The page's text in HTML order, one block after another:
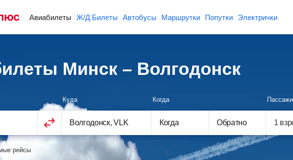
Авиабилеты Ж/Д Билеты Автобусы Маршрутки Попутки Электрички
Минск – Волгодонск
Куда
Когда
Когда
Обратно
рейсы